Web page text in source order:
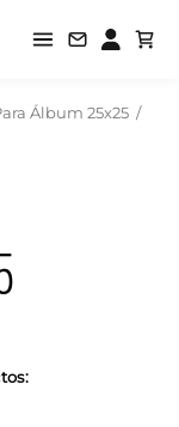
Álbum 25x25 /